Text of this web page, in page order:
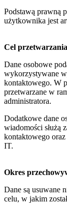
Podstawą prawną
użytkownika jest
Cel
Dane osobowe
wykorzystywane
kontaktowego. W
przetwarzane w
administratora.
Dodatkowe dane
wiadomości służą
kontaktowego
IT.
Okres
Dane są usuwane
celu, w jakim